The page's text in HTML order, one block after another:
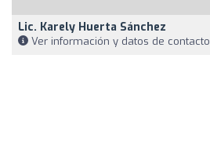
Lic. Karely Huerta Sánchez
Ver información y datos de contacto